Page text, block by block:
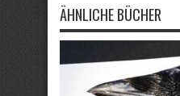
ÄHNLICHE BÜCHER